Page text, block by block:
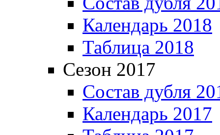
Календарь 2018
Таблица 2018
Сезон 2017
Состав дубля
Календарь 2017